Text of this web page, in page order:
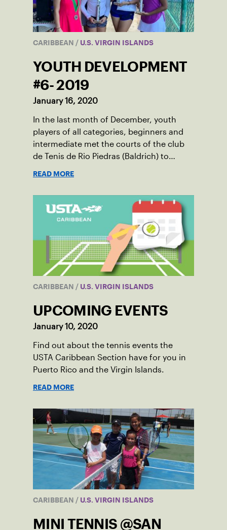
CARIBBEAN / U.S. VIRGIN ISLANDS
YOUTH DEVELOPMENT
#6- 2019
January 16, 2020
In the last month of December, youth
players of all categories, beginners and
intermediate met the courts of the club
de Tenis de Rio Piedras (Baldrich) to
READ MORE
CARIBBEAN / U.S. VIRGIN ISLANDS
UPCOMING EVENTS
January 10, 2020
Find out about the tennis events the
USTA Caribbean Section have for you in
Puerto Rico and the Virgin Islands.
READ MORE
CARIBBEAN / U.S. VIRGIN ISLANDS
MINI TENNIS @SAN